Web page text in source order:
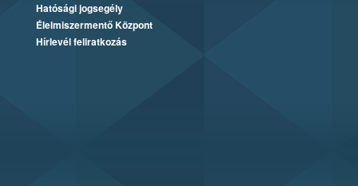
Hatósági jogsegély
Élelmiszermentő Központ
Hírlevél feliratkozás